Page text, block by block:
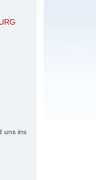
uns ins